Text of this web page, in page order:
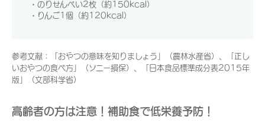
・のりせんべい2枚（約150kcal）
・りんご1個（約120kcal）
参考文献：「おやつの意味を知りましょう」（農林水産省）、「正し
いおやつの食べ方」（ソニー損保）、「日本食品標準成分表2015年
版」（文部科学省）
高齢者の方は注意！補助食で低栄養予防！